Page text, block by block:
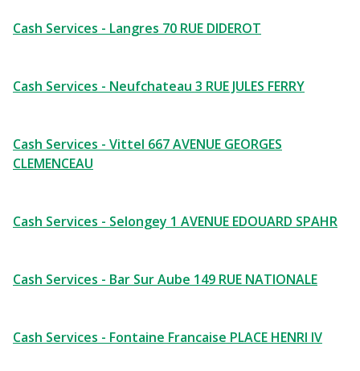
Cash Services - Langres 70 RUE DIDEROT
Cash Services - Neufchateau 3 RUE JULES FERRY
Cash Services - Vittel 667 AVENUE GEORGES
CLEMENCEAU
Cash Services - Selongey 1 AVENUE EDOUARD SPAHR
Cash Services - Bar Sur Aube 149 RUE NATIONALE
Cash Services - Fontaine Francaise PLACE HENRI IV